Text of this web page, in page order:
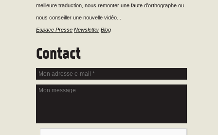
meilleure traduction, nous remonter une faute d’orthographe ou
nous conseiller une nouvelle vidéo...
Espace Presse Newsletter Blog
Contact
Mon adresse e-mail
Mon message